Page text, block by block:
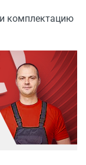
комплектацию